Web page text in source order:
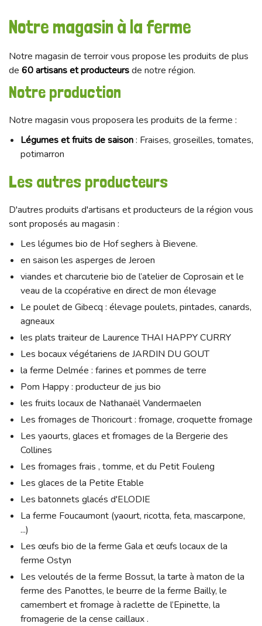
Notre magasin à la ferme
Notre magasin de terroir vous propose les produits de plus
de 60 artisans et producteursde notre région.
Notre production
Notre magasin vous proposera les produits de la ferme :
Légumes et fruits de saison: Fraises, groseilles, tomates,
potimarron
Les autres producteurs
D'autres produits d'artisans et producteurs de la région vous
sont proposés au magasin :
Les légumes bio de Hof seghers à Bievene.
en saison les asperges de Jeroen
viandes et charcuterie bio de l’atelier de Coprosain et le
veau de la ccopérative en direct de mon élevage
Le poulet de Gibecq : élevage poulets, pintades, canards,
agneaux
les plats traiteur de Laurence THAI HAPPY CURRY
Les bocaux végétariens de JARDIN DU GOUT
la ferme Delmée : farines et pommes de terre
Pom Happy : producteur de jus bio
les fruits locaux de Nathanaël Vandermaelen
Les fromages de Thoricourt : fromage, croquette fromage
Les yaourts, glaces et fromages de la Bergerie des
Collines
Les fromages frais , tomme, et du Petit Fouleng
Les glaces de la Petite Etable
Les batonnets glacés d'ELODIE
La ferme Foucaumont (yaourt, ricotta, feta, mascarpone,
...)
Les œufs bio de la ferme Gala et œufs locaux de la
ferme Ostyn
Les veloutés de la ferme Bossut, la tarte à maton de la
ferme des Panottes, le beurre de la ferme Bailly, le
camembert et fromage à raclette de l’Epinette, la
fromagerie de la cense caillaux .